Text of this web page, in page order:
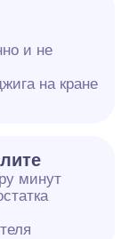
и не
на кране
минут